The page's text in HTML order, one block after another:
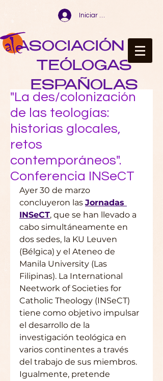
Iniciar sesión
ASOCIACIÓN DE
TEÓLOGAS
ESPAÑOLAS
"La des/colonización
de las teologías:
historias glocales,
retos
contemporáneos".
Conferencia INSeCT
Ayer 30 de marzo
concluyeron las Jornadas
INSeCT, que se han llevado a
cabo simultáneamente en
dos sedes, la KU Leuven
(Bélgica) y el Ateneo de
Manila University (Las
Filipinas). La International
Neetwork of Societies for
Catholic Theology (INSeCT)
tiene como objetivo impulsar
el desarrollo de la
investigación teológica en
varios continentes a través
del trabajo de sus miembros.
Igualmente, pretende